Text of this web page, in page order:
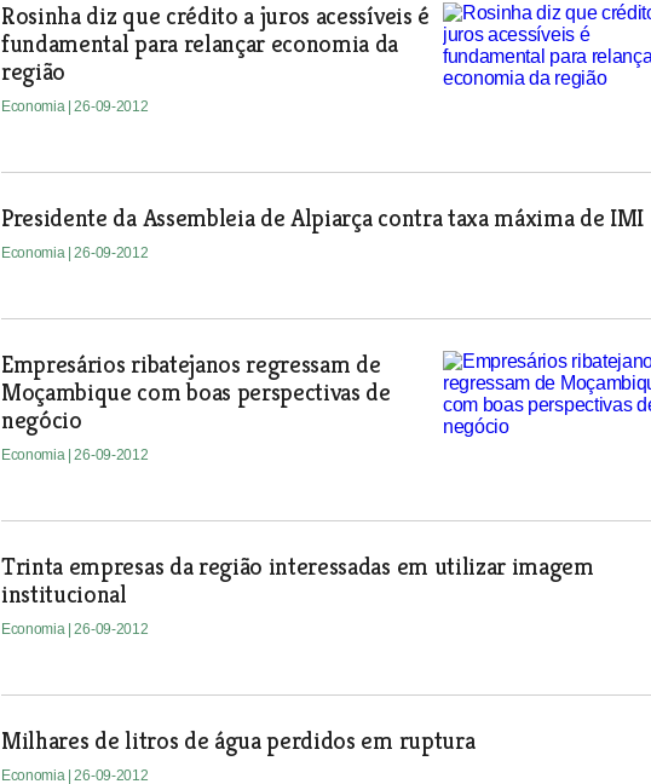
Rosinha diz que crédito a juros acessíveis é
fundamental para relançar economia da
região
Economia | 26-09-2012
Presidente da Assembleia de Alpiarça contra taxa máxima de IMI
Economia | 26-09-2012
Empresários ribatejanos regressam de
Moçambique com boas perspectivas de
negócio
Economia | 26-09-2012
Trinta empresas da região interessadas em utilizar imagem
institucional
Economia | 26-09-2012
Milhares de litros de água perdidos em ruptura
Economia | 26-09-2012